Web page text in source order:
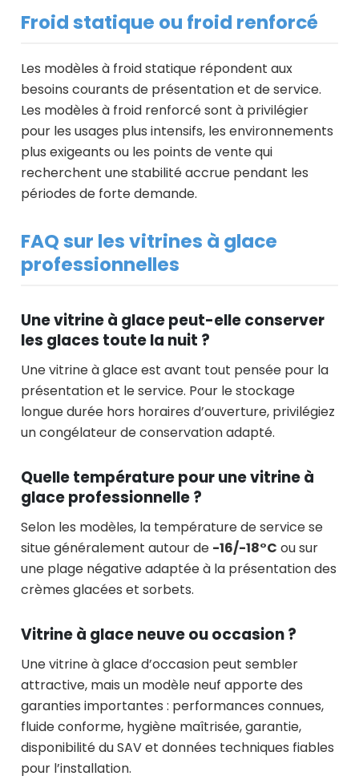
Froid statique ou froid renforcé
Les modèles à froid statique répondent aux
besoins courants de présentation et de service.
Les modèles à froid renforcé sont à privilégier
pour les usages plus intensifs, les environnements
plus exigeants ou les points de vente qui
recherchent une stabilité accrue pendant les
périodes de forte demande.
FAQ sur les vitrines à glace
professionnelles
Une vitrine à glace peut-elle conserver
les glaces toute la nuit ?
Une vitrine à glace est avant tout pensée pour la
présentation et le service. Pour le stockage
longue durée hors horaires d’ouverture, privilégiez
un congélateur de conservation adapté.
Quelle température pour une vitrine à
glace professionnelle ?
Selon les modèles, la température de service se
situe généralement autour de -16/-18°C ou sur
une plage négative adaptée à la présentation des
crèmes glacées et sorbets.
Vitrine à glace neuve ou occasion ?
Une vitrine à glace d’occasion peut sembler
attractive, mais un modèle neuf apporte des
garanties importantes : performances connues,
fluide conforme, hygiène maîtrisée, garantie,
disponibilité du SAV et données techniques fiables
pour l’installation.